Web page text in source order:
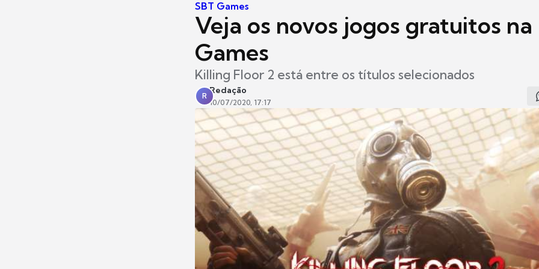
SBT Games
Veja os novos jogos gratuitos na
Games
Killing Floor 2 está entre os títulos selecionados
R
Redação
10/07/2020, 17:17